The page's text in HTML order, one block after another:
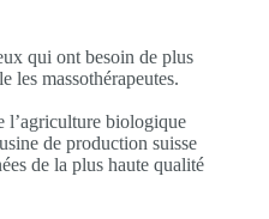
qui ont besoin de plus
les massothérapeutes.
l’agriculture biologique
de production suisse
de la plus haute qualité